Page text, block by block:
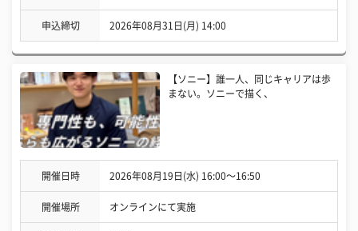
申込締切 2026年08月31日(月) 14:00
【ソニー】誰一人、同じキャリアは歩
まない。ソニーで描く、
開催日時 2026年08月19日(水) 16:00〜16:50
開催場所 オンラインにて実施